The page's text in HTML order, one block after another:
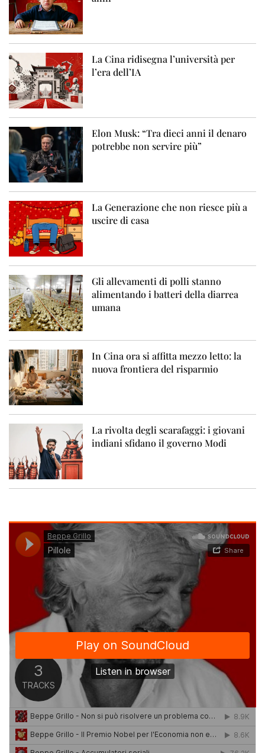
La Cina ridisegna l’università per
l’era dell’IA
Elon Musk: “Tra dieci anni il denaro
potrebbe non servire più”
La Generazione che non riesce più a
uscire di casa
Gli allevamenti di polli stanno
alimentando i batteri della diarrea
umana
In Cina ora si affitta mezzo letto: la
nuova frontiera del risparmio
La rivolta degli scarafaggi: i giovani
indiani sfidano il governo Modi